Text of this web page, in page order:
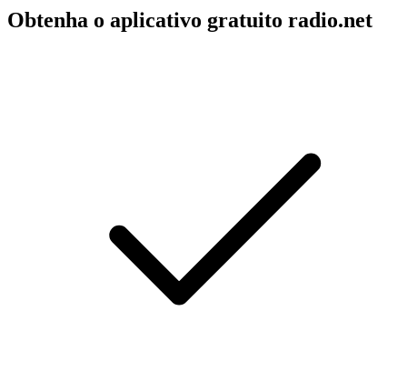
Obtenha o aplicativo gratuito radio.net